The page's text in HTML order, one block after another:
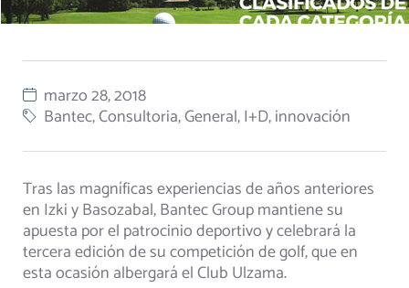
marzo 28, 2018
Bantec,Consultoria,General,I+D,innovación
Tras las magníficas experiencias de años anteriores
en Izki y Basozabal, Bantec Group mantiene su
apuesta por el patrocinio deportivo y celebrará la
tercera edición de su competición de golf, que en
esta ocasión albergará el Club Ulzama.